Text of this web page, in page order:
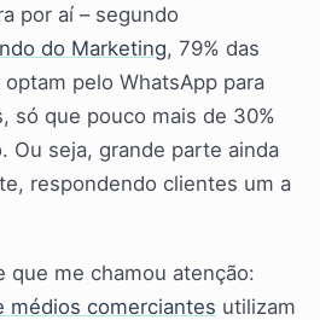
por aí – segundo
do Marketing, 79% das
pelo WhatsApp para
só que pouco mais de 30%
Ou seja, grande parte ainda
respondendo clientes um a
que me chamou atenção:
médios comerciantes utilizam